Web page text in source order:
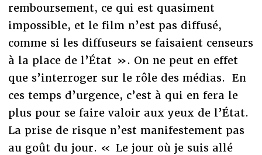
remboursement, ce qui est quasiment
impossible, et le film n’est pas diffusé,
comme si les diffuseurs se faisaient censeurs
à la place de l’État ». On ne peut en effet
que s’interroger sur le rôle des médias. En
ces temps d’urgence, c’est à qui en fera le
plus pour se faire valoir aux yeux de l’État.
La prise de risque n’est manifestement pas
au goût du jour. « Le jour où je suis allé